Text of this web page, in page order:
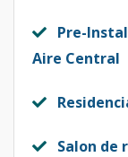
Pre-
Aire Central
Salon de